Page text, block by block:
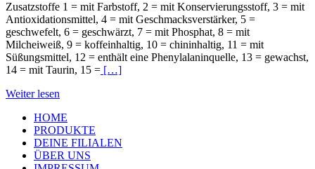
Zusatzstoffe 1 = mit Farbstoff, 2 = mit Konservierungsstoff, 3 = mit
Antioxidationsmittel, 4 = mit Geschmacksverstärker, 5 =
geschwefelt, 6 = geschwärzt, 7 = mit Phosphat, 8 = mit
Milcheiweiß, 9 = koffeinhaltig, 10 = chininhaltig, 11 = mit
Süßungsmittel, 12 = enthält eine Phenylalaninquelle, 13 = gewachst,
14 = mit Taurin, 15 = […]
Weiter lesen
HOME
PRODUKTE
DEINE FILIALEN
ÜBER UNS